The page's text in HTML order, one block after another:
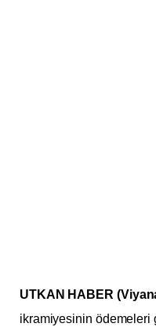
UTKAN HABER
ikramiyesinin ödemeleri